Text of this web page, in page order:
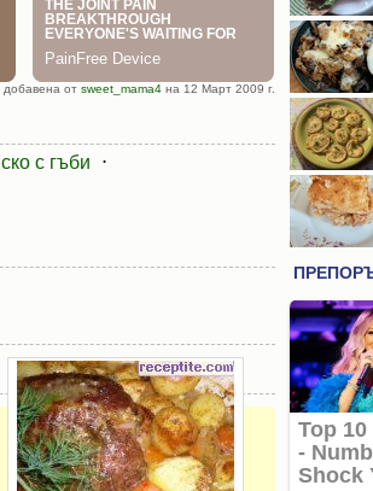
добавена от sweet_mama4 на 12 Март 2009 г.
с гъби
⋅